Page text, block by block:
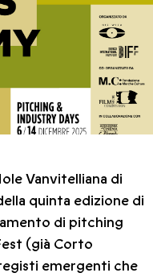
Vanvitelliana di
quinta edizione di
di pitching
(già Corto
emergenti che